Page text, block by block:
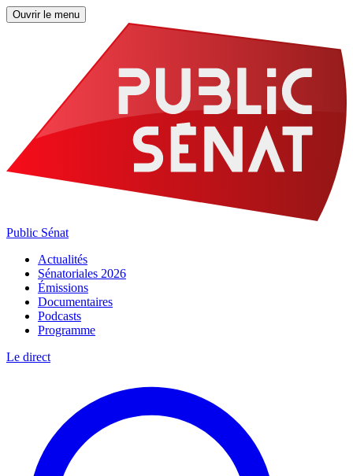
Ouvrir le menu
Public Sénat
Actualités
Sénatoriales 2026
Émissions
Documentaires
Podcasts
Programme
Le direct